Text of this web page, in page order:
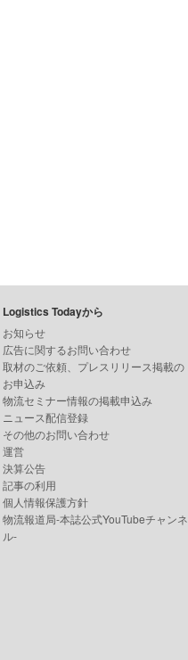
Logistics Todayから
お知らせ
広告に関するお問い合わせ
取材のご依頼、プレスリリース掲載の
お申込み
物流セミナー情報の掲載申込み
ニュース配信登録
その他のお問い合わせ
運営
決算公告
記事の利用
個人情報保護方針
物流報道局-本誌公式YouTubeチャンネ
ル-